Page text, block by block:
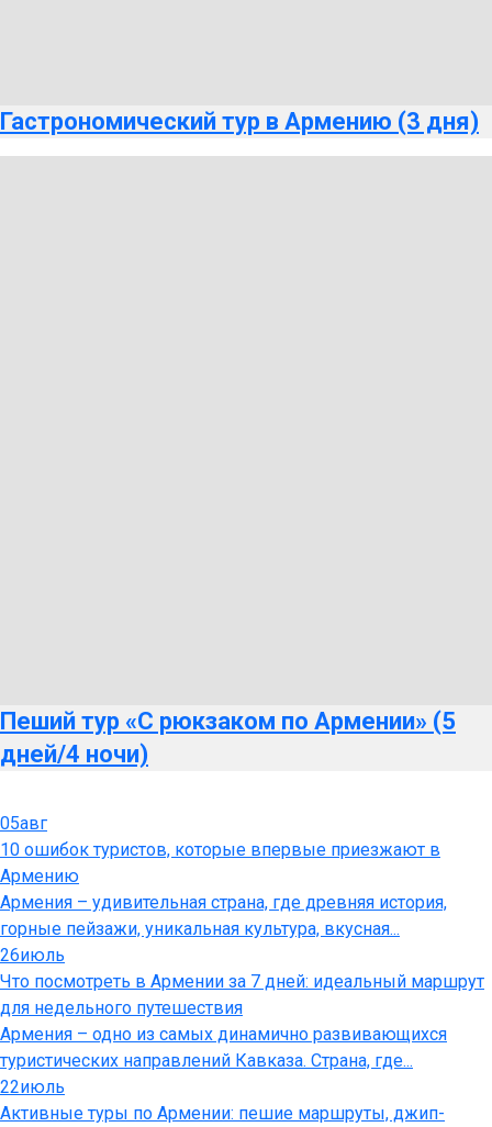
Гастрономический тур в Армению (3 дня)
Пеший тур «С рюкзаком по Армении» (5
дней/4 ночи)
05авг
10 ошибок туристов, которые впервые приезжают в
Армению
Армения – удивительная страна, где древняя история,
горные пейзажи, уникальная культура, вкусная...
26июль
Что посмотреть в Армении за 7 дней: идеальный маршрут
для недельного путешествия
Армения – одно из самых динамично развивающихся
туристических направлений Кавказа. Страна, где...
22июль
Активные туры по Армении: пешие маршруты, джип-